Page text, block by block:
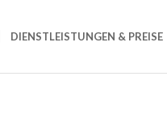
DIENSTLEISTUNGEN & PREISE